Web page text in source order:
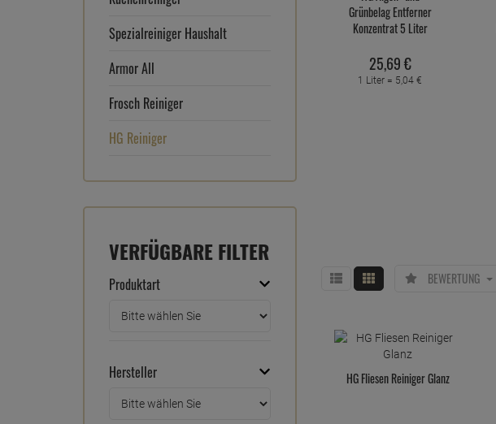
Spezialreiniger Haushalt
Armor All
Frosch Reiniger
HG Reiniger
VERFÜGBARE FILTER
Produktart
Hersteller
Grünbelag Entferner
Konzentrat 5 Liter
25,69€
1 Liter = 5,04 €
BEWERTUNG
HG Fliesen Reiniger Glanz